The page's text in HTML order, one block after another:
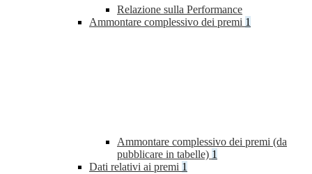
Relazione sulla Performance
Ammontare complessivo dei premi 1
Ammontare complessivo dei premi (da
pubblicare in tabelle) 1
Dati relativi ai premi 1